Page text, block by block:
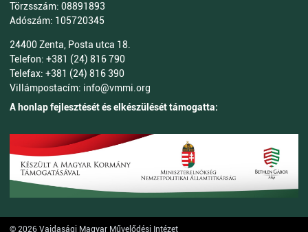
Törzsszám: 08891893
Adószám: 105720345
24400 Zenta, Posta utca 18.
Telefon: +381 (24) 816 790
Telefax: +381 (24) 816 390
Villámpostacím: info@vmmi.org
A honlap fejlesztését és elkészülését támogatta:
© 2026 Vajdasági Magyar Művelődési Intézet